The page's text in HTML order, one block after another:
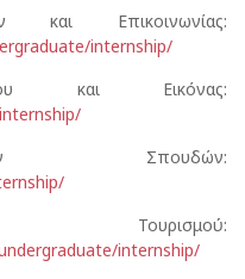
Επικοινωνίας:
internship/
και Εικόνας:
Σπουδών:
internship/